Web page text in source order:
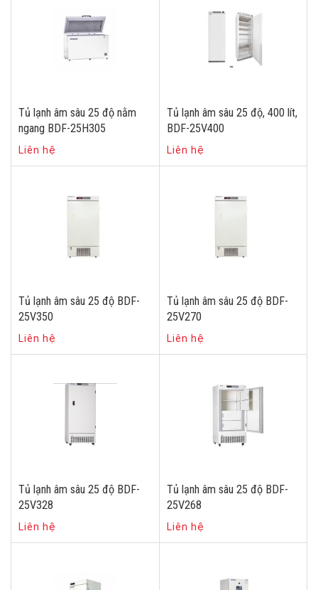
Tủ lạnh âm sâu 25 độ nằm
ngang BDF-25H305
Liên hệ
Tủ lạnh âm sâu 25 độ, 400 lít,
BDF-25V400
Liên hệ
Tủ lạnh âm sâu 25 độ BDF-
25V350
Liên hệ
Tủ lạnh âm sâu 25 độ BDF-
25V270
Liên hệ
Tủ lạnh âm sâu 25 độ BDF-
25V328
Liên hệ
Tủ lạnh âm sâu 25 độ BDF-
25V268
Liên hệ